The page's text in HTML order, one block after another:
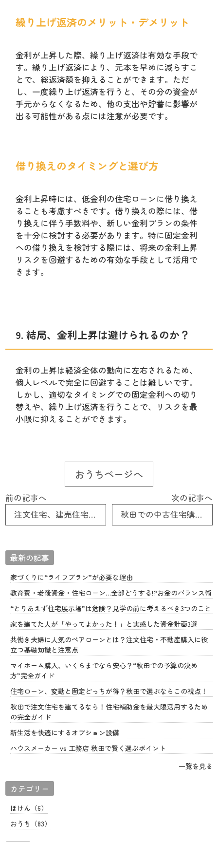
繰り上げ返済のメリット・デメリット
金利が上昇した際、繰り上げ返済は有効な手段で
す。繰り上げ返済により、元本を早めに減らすこ
とで、総返済額を抑えることができます。ただ
し、一度繰り上げ返済を行うと、その分の資金が
手元からなくなるため、他の支出や貯蓄に影響が
出る可能性がある点には注意が必要です。
借り換えのタイミングと選び方
金利上昇時には、低金利の住宅ローンに借り換え
ることも考慮すべきです。借り換えの際には、借
り換えに伴う手数料や、新しい金利プランの条件
を十分に検討する必要があります。特に固定金利
への借り換えを検討する際には、将来の金利上昇
リスクを回避するための有効な手段として活用で
きます。
9. 結局、金利上昇は避けられるのか？
金利の上昇は経済全体の動向に左右されるため、
個人レベルで完全に回避することは難しいです。
しかし、適切なタイミングでの固定金利への切り
替えや、繰り上げ返済を行うことで、リスクを最
小限に抑えることができます。
おうちページへ
前の記事へ
注文住宅、建売住宅、中古住宅のメリット、デメリット
次の記事へ
秋田での中古住宅購入 メリットとデメリット ②デメリット編
最新の記事
家づくりに“ライフプラン”が必要な理由
教育費・老後資金・住宅ローン…全部どうする!?お金のバランス術
“とりあえず住宅展示場”は危険？見学の前に考えるべき3つのこと
家を建てた人が「やってよかった！」と実感した資金計画3選
共働き夫婦に人気のペアローンとは？注文住宅・不動産購入に役
立つ基礎知識と注意点
マイホーム購入、いくらまでなら安心？“秋田での予算の決め
方”完全ガイド
住宅ローン、変動と固定どっちが得？秋田で選ぶならこの視点！
秋田で注文住宅を建てるなら！住宅補助金を最大限活用するため
の完全ガイド
新生活を快適にするオプション設備
ハウスメーカー vs 工務店 秋田で賢く選ぶポイント
一覧を見る
カテゴリー
ほけん（6）
おうち（83）